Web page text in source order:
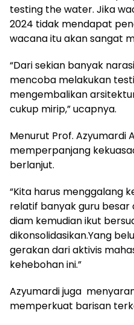
testing the water. Jika
2024 tidak mendapat
wacana itu akan sangat
“Dari sekian banyak
mencoba melakukan
mengembalikan
cukup mirip,” ucapnya.
Menurut Prof. Azyumardi
memperpanjang
berlanjut.
“Kita harus menggalang
relatif banyak guru besar
diam kemudian ikut
dikonsolidasikan.Yang
gerakan dari aktivis
kehebohan ini.”
Azyumardi juga
memperkuat barisan